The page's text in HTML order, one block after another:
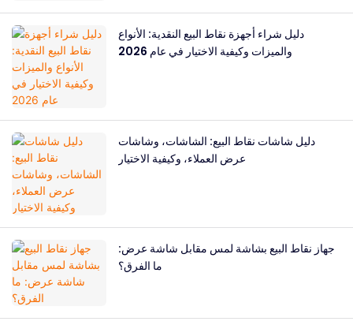
دليل شراء أجهزة نقاط البيع النقدية: الأنواع
والميزات وكيفية الاختيار في عام 2026
دليل شاشات نقاط البيع: الشاشات، وشاشات
عرض العملاء، وكيفية الاختيار
جهاز نقاط البيع بشاشة لمس مقابل شاشة عرض:
ما الفرق؟